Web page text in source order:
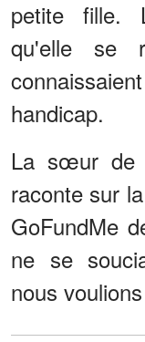
petite fille.
qu'elle se
handicap.
La sœur de
raconte sur
GoFundMe
ne se
nous